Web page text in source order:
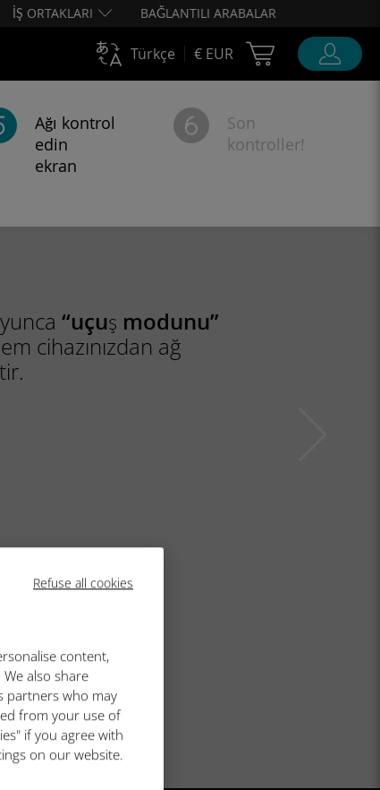
Refuse all cookies
content,
also share
partners who may
from your use of
if you agree with
on our website.
İŞ ORTAKLARI BAĞLANTILI ARABALAR
Türkçe € EUR Cart Ubigi
Ağı kontrol
edin
ekran
Son
kontroller!
“uçuş modunu”
cihazınızdan ağ